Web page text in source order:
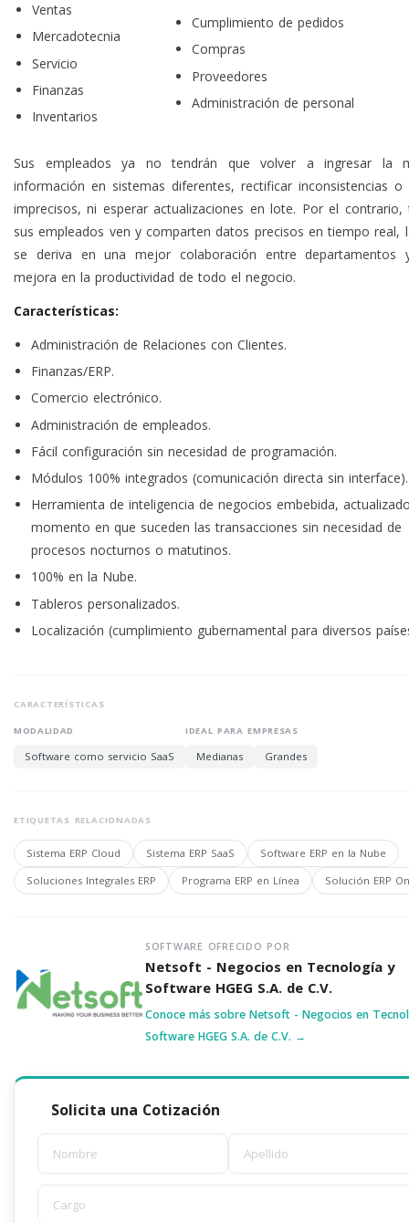
Ventas
Mercadotecnia
Servicio
Finanzas
Inventarios
Cumplimiento de pedidos
Compras
Proveedores
Administración de personal
Sus empleados ya no tendrán que volver a ingresar la
información en sistemas diferentes, rectificar inconsistencias o
imprecisos, ni esperar actualizaciones en lote. Por el contrario,
sus empleados ven y comparten datos precisos en tiempo real,
se deriva en una mejor colaboración entre departamentos
mejora en la productividad de todo el negocio.
Características:
Administración de Relaciones con Clientes.
Finanzas/ERP.
Comercio electrónico.
Administración de empleados.
Fácil configuración sin necesidad de programación.
Módulos 100% integrados (comunicación directa sin interface).
Herramienta de inteligencia de negocios embebida,
momento en que suceden las transacciones sin necesidad de
procesos nocturnos o matutinos.
100% en la Nube.
Tableros personalizados.
Localización (cumplimiento gubernamental para diversos
CARACTERÍSTICAS
MODALIDAD
Software como servicio SaaS
IDEAL PARA EMPRESAS
Medianas Grandes
ETIQUETAS RELACIONADAS
Sistema ERP Cloud Sistema ERP SaaS
Software ERP en la Nube
Soluciones Integrales ERP
Programa ERP en Línea Solución ERP
SOFTWARE OFRECIDO POR
Netsoft - Negocios en Tecnología y
Software HGEG S.A. de C.V.
Conoce más sobre Netsoft - Negocios en
Software HGEG S.A. de C.V. →
Solicita una Cotización